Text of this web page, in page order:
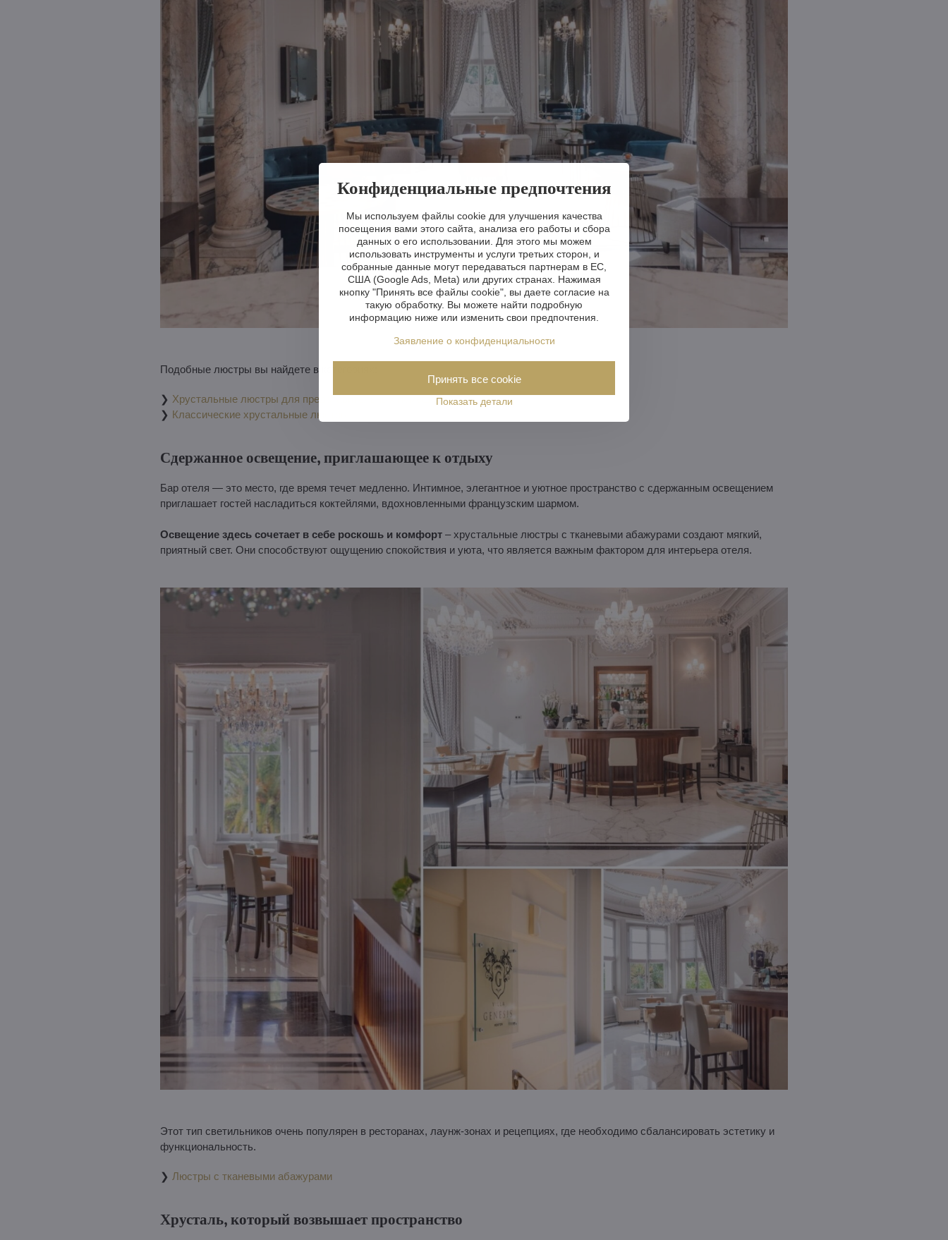
Подобные люстры вы найдете в категориях:
❯ Хрустальные люстры для представительных помещений
❯ Классические хрустальные люстры
Сдержанное освещение, приглашающее к отдыху
Бар отеля — это место, где время течет медленно. Интимное, элегантное и уютное пространство с сдержанным освещением
приглашает гостей насладиться коктейлями, вдохновленными французским шармом.
Освещение здесь сочетает в себе роскошь и комфорт– хрустальные люстры с тканевыми абажурами создают мягкий,
приятный свет. Они способствуют ощущению спокойствия и уюта, что является важным фактором для интерьера отеля.
Этот тип светильников очень популярен в ресторанах, лаунж-зонах и рецепциях, где необходимо сбалансировать эстетику и
функциональность.
❯ Люстры с тканевыми абажурами
Хрусталь, который возвышает пространство
Конфиденциальные предпочтения
Мы используем файлы cookie для улучшения качества
посещения вами этого сайта, анализа его работы и сбора
данных о его использовании. Для этого мы можем
использовать инструменты и услуги третьих сторон, и
собранные данные могут передаваться партнерам в ЕС,
США (Google Ads, Meta) или других странах. Нажимая
кнопку "Принять все файлы cookie", вы даете согласие на
такую обработку. Вы можете найти подробную
информацию ниже или изменить свои предпочтения.
Заявление о конфиденциальности
Показать детали
Принять все cookie